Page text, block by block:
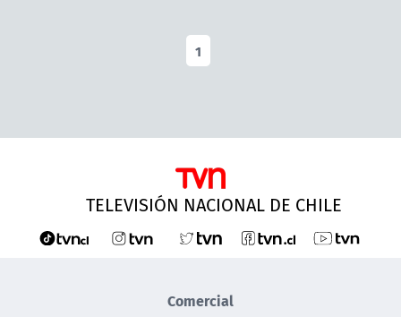
1
TELEVISIÓN NACIONAL DE CHILE
Comercial